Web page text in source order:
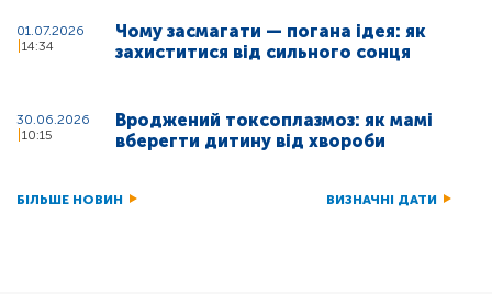
01.07.2026
14:34
Чому засмагати — погана ідея: як
захиститися від сильного сонця
30.06.2026
10:15
Вроджений токсоплазмоз: як мамі
вберегти дитину від хвороби
БІЛЬШЕ НОВИН ВИЗНАЧНІ ДАТИ